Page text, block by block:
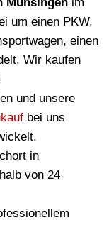
um einen PKW,
einen
Wir kaufen
und unsere
bei uns
in
von 24